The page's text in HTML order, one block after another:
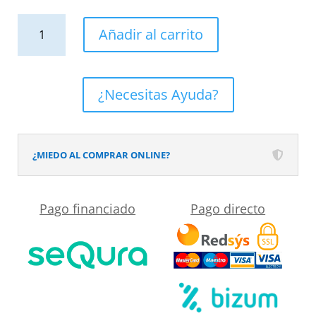
Termostático
Empotrado
TRINITY
Cromo
cantidad
Añadir al carrito
¿Necesitas Ayuda?
¿MIEDO AL COMPRAR ONLINE?
Pago financiado Pago directo